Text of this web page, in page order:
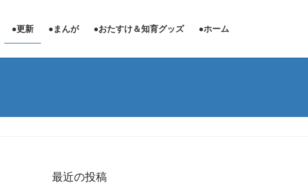
●更新 ●まんが ●おたすけ＆知育グッズ ●ホーム
最近の投稿